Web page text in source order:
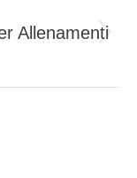
Allenamenti